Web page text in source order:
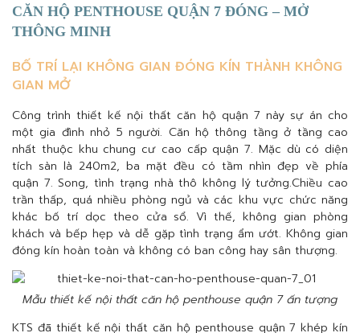
CĂN HỘ PENTHOUSE QUẬN 7 ĐÓNG – MỞ
THÔNG MINH
BỐ TRÍ LẠI KHÔNG GIAN ĐÓNG KÍN THÀNH KHÔNG
GIAN MỞ
Công trình thiết kế nội thất căn hộ quận 7 này sự án cho
một gia đình nhỏ 5 người. Căn hộ thông tầng ở tầng cao
nhất thuộc khu chung cư cao cấp quận 7. Mặc dù có diện
tích sàn là 240m2, ba mặt đều có tầm nhìn đẹp về phía
quận 7. Song, tình trạng nhà thô không lý tưởng.Chiều cao
trần thấp, quá nhiều phòng ngủ và các khu vực chức năng
khác bố trí dọc theo cửa sổ. Vì thế, không gian phòng
khách và bếp hẹp và dễ gặp tình trạng ẩm ướt. Không gian
đóng kín hoàn toàn và không có ban công hay sân thượng.
Mẫu thiết kế nội thất căn hộ penthouse quận 7 ấn tượng
KTS đã thiết kế nội thất căn hộ penthouse quận 7 khép kín